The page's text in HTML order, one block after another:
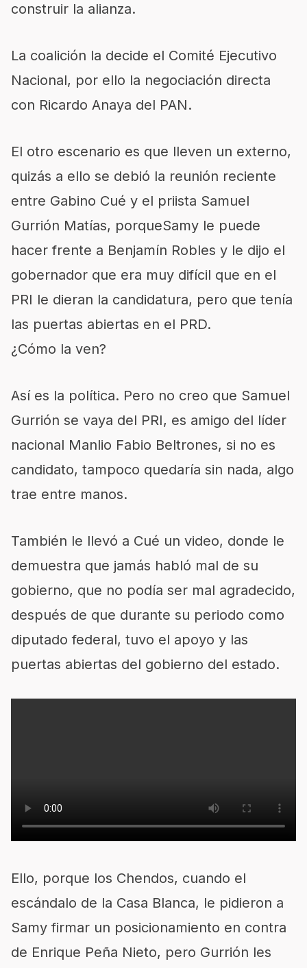
construir la alianza.
La coalición la decide el Comité Ejecutivo
Nacional, por ello la negociación directa
con Ricardo Anaya del PAN.
El otro escenario es que lleven un externo,
quizás a ello se debió la reunión reciente
entre Gabino Cué y el priista Samuel
Gurrión Matías, porqueSamy le puede
hacer frente a Benjamín Robles y le dijo el
gobernador que era muy difícil que en el
PRI le dieran la candidatura, pero que tenía
las puertas abiertas en el PRD.
¿Cómo la ven?
Así es la política. Pero no creo que Samuel
Gurrión se vaya del PRI, es amigo del líder
nacional Manlio Fabio Beltrones, si no es
candidato, tampoco quedaría sin nada, algo
trae entre manos.
También le llevó a Cué un video, donde le
demuestra que jamás habló mal de su
gobierno, que no podía ser mal agradecido,
después de que durante su periodo como
diputado federal, tuvo el apoyo y las
puertas abiertas del gobierno del estado.
Ello, porque los Chendos, cuando el
escándalo de la Casa Blanca, le pidieron a
Samy firmar un posicionamiento en contra
de Enrique Peña Nieto, pero Gurrión les